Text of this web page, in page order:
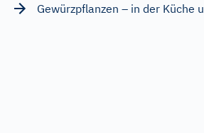
Gewürzpflanzen – in der Küche